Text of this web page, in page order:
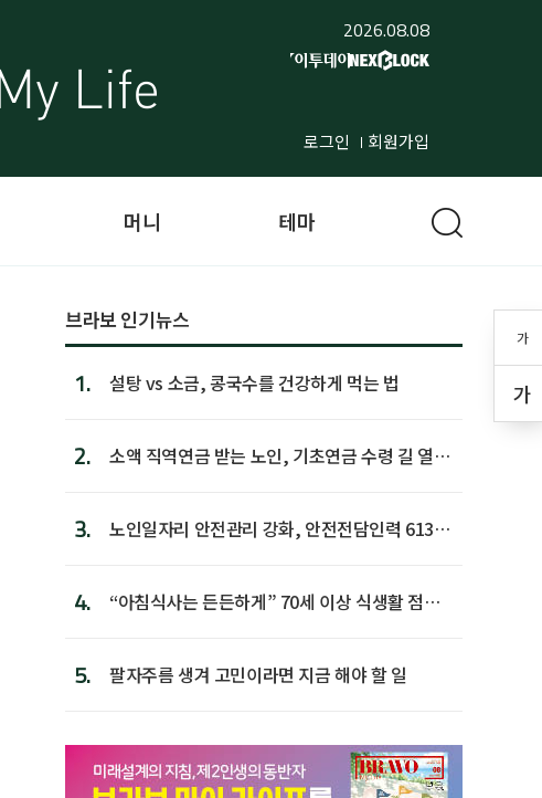
2026.08.08
로그인 회원가입
가
가
머니 테마
브라보 인기뉴스
1. 설탕 vs 소금, 콩국수를 건강하게 먹는 법
2.
소액 직역연금 받는 노인, 기초연금 수령 길 열린
3.
노인일자리 안전관리 강화, 안전전담인력 613명
4.
“아침식사는 든든하게” 70세 이상 식생활 점수
5. 팔자주름 생겨 고민이라면 지금 해야 할 일